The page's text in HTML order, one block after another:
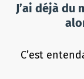
J’ai déjà du
C’est